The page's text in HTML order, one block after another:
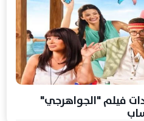
فيلم "الجواهرجي"